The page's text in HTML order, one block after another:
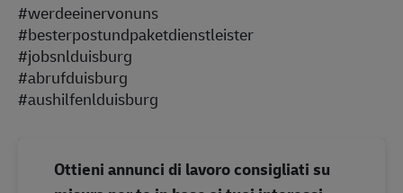
#werdeeinervonuns
#besterpostundpaketdienstleister
#jobsnlduisburg
#abrufduisburg
#aushilfenlduisburg
Ottieni annunci di lavoro consigliati su